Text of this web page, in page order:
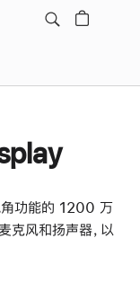
功能的 1200 万
风和扬声器，以